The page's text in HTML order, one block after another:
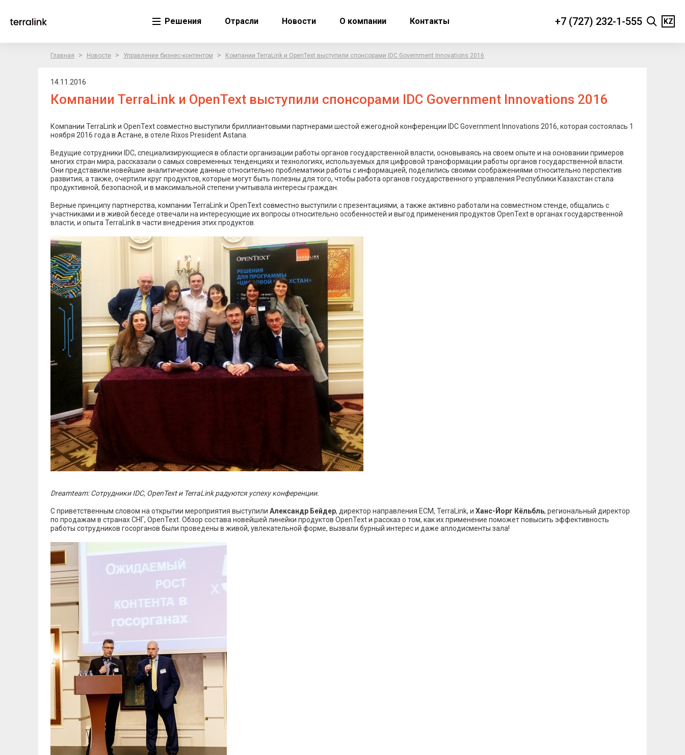
Решения Отрасли Новости О компании Контакты +7 (727) 232-1-555 KZ
Главная > Новости > Управление бизнес-контентом > Компании TerraLink и OpenText выступили спонсорами IDC Government Innovations 2016
14.11.2016
Компании TerraLink и OpenText выступили спонсорами IDC Government Innovations 2016
Компании TerraLink и OpenText совместно выступили бриллиантовыми партнерами шестой ежегодной конференции IDC Government Innovations 2016, которая состоялась 1
ноября 2016 года в Астане, в отеле Rixos President Astana.
Ведущие сотрудники IDC, специализирующиеся в области организации работы органов государственной власти, основываясь на своем опыте и на основании примеров
многих стран мира, рассказали о самых современных тенденциях и технологиях, используемых для цифровой трансформации работы органов государственной власти.
Они представили новейшие аналитические данные относительно проблематики работы с информацией, поделились своими соображениями относительно перспектив
развития, а также, очертили круг продуктов, которые могут быть полезны для того, чтобы работа органов государственного управления Республики Казахстан стала
продуктивной, безопасной, и в максимальной степени учитывала интересы граждан.
Верные принципу партнерства, компании TerraLink и OpenText совместно выступили с презентациями, а также активно работали на совместном стенде, общались с
участниками и в живой беседе отвечали на интересующие их вопросы относительно особенностей и выгод применения продуктов OpenText в органах государственной
власти, и опыта TerraLink в части внедрения этих продуктов.
Dreamteam: Сотрудники IDC, OpenText и TerraLink радуются успеху конференции.
С приветственным словом на открытии мероприятия выступили Александр Бейдер, директор направления ECM, TerraLink, и Ханс-Йoрг Кёльбль, региональный директор
по продажам в странах СНГ, OpenText. Обзор состава новейшей линейки продуктов OpenText и рассказ о том, как их применение поможет повысить эффективность
работы сотрудников госорганов были проведены в живой, увлекательной форме, вызвали бурный интерес и даже аплодисменты зала!